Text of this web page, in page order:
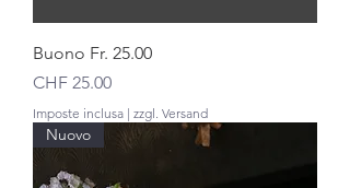
Buono Fr. 25.00
Prezzo
CHF 25.00
Imposte inclusa | zzgl. Versand
Nuovo